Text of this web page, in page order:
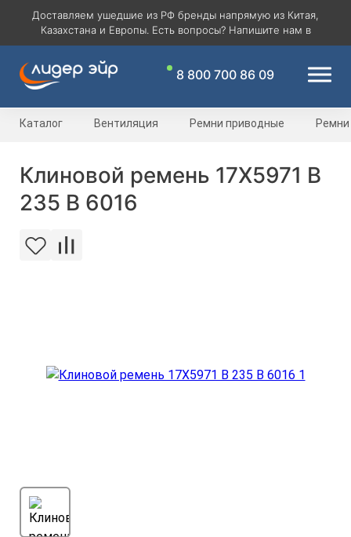
Доставляем ушедшие из РФ бренды напрямую из Китая,
Казахстана и Европы. Есть вопросы? Напишите нам в
8 800 700 86 09
Каталог Вентиляция Ремни приводные
Клиновой ремень 17Х5971 B
235 В 6016